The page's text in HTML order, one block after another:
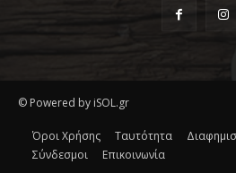
© Powered by iSOL.gr
Όροι Χρήσης Ταυτότητα
Σύνδεσμοι
Επικοινωνία